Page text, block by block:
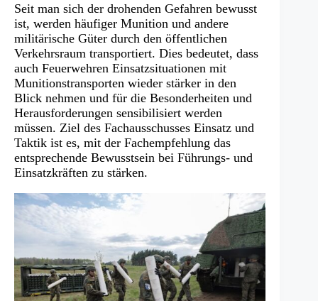
Seit man sich der drohenden Gefahren bewusst
ist, werden häufiger Munition und andere
militärische Güter durch den öffentlichen
Verkehrsraum transportiert. Dies bedeutet, dass
auch Feuerwehren Einsatzsituationen mit
Munitionstransporten wieder stärker in den
Blick nehmen und für die Besonderheiten und
Herausforderungen sensibilisiert werden
müssen. Ziel des Fachausschusses Einsatz und
Taktik ist es, mit der Fachempfehlung das
entsprechende Bewusstsein bei Führungs- und
Einsatzkräften zu stärken.